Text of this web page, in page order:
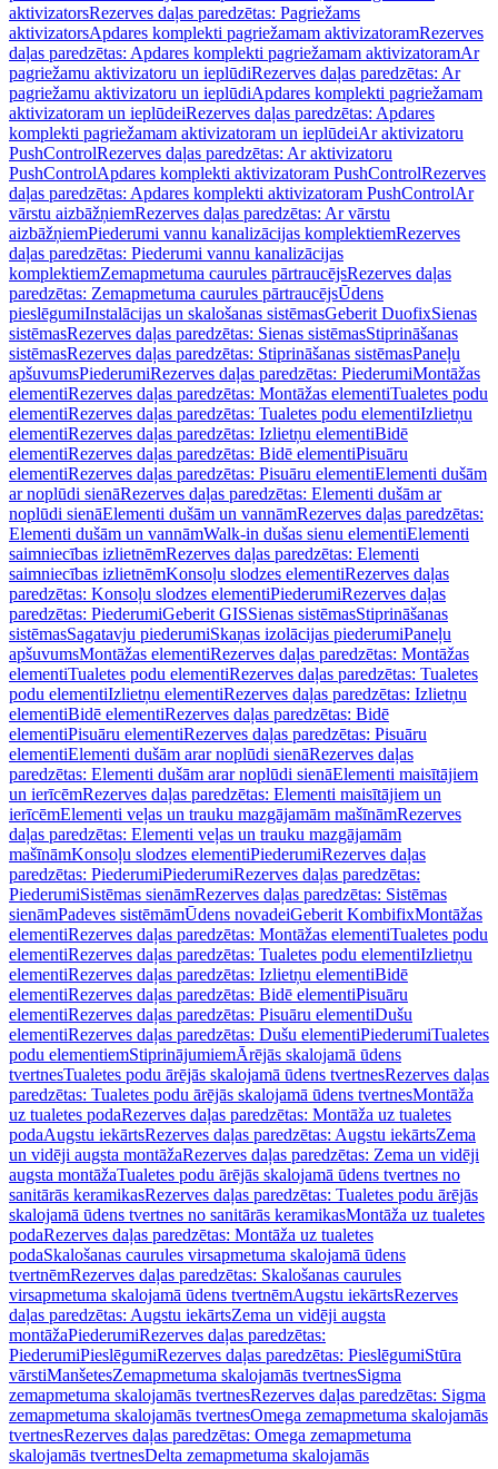
aktivizatorsRezerves daļas paredzētas: Pagriežams
aktivizatorsApdares komplekti pagriežamam aktivizatoramRezerves
daļas paredzētas: Apdares komplekti pagriežamam aktivizatoramAr
pagriežamu aktivizatoru un ieplūdiRezerves daļas paredzētas: Ar
pagriežamu aktivizatoru un ieplūdiApdares komplekti pagriežamam
aktivizatoram un ieplūdeiRezerves daļas paredzētas: Apdares
komplekti pagriežamam aktivizatoram un ieplūdeiAr aktivizatoru
PushControlRezerves daļas paredzētas: Ar aktivizatoru
PushControlApdares komplekti aktivizatoram PushControlRezerves
daļas paredzētas: Apdares komplekti aktivizatoram PushControlAr
vārstu aizbāžņiemRezerves daļas paredzētas: Ar vārstu
aizbāžņiemPiederumi vannu kanalizācijas komplektiemRezerves
daļas paredzētas: Piederumi vannu kanalizācijas
komplektiemZemapmetuma caurules pārtraucējsRezerves daļas
paredzētas: Zemapmetuma caurules pārtraucējsŪdens
pieslēgumiInstalācijas un skalošanas sistēmasGeberit DuofixSienas
sistēmasRezerves daļas paredzētas: Sienas sistēmasStiprināšanas
sistēmasRezerves daļas paredzētas: Stiprināšanas sistēmasPaneļu
apšuvumsPiederumiRezerves daļas paredzētas: PiederumiMontāžas
elementiRezerves daļas paredzētas: Montāžas elementiTualetes podu
elementiRezerves daļas paredzētas: Tualetes podu elementiIzlietņu
elementiRezerves daļas paredzētas: Izlietņu elementiBidē
elementiRezerves daļas paredzētas: Bidē elementiPisuāru
elementiRezerves daļas paredzētas: Pisuāru elementiElementi dušām
ar noplūdi sienāRezerves daļas paredzētas: Elementi dušām ar
noplūdi sienāElementi dušām un vannāmRezerves daļas paredzētas:
Elementi dušām un vannāmWalk-in dušas sienu elementiElementi
saimniecības izlietnēmRezerves daļas paredzētas: Elementi
saimniecības izlietnēmKonsoļu slodzes elementiRezerves daļas
paredzētas: Konsoļu slodzes elementiPiederumiRezerves daļas
paredzētas: PiederumiGeberit GISSienas sistēmasStiprināšanas
sistēmasSagatavju piederumiSkaņas izolācijas piederumiPaneļu
apšuvumsMontāžas elementiRezerves daļas paredzētas: Montāžas
elementiTualetes podu elementiRezerves daļas paredzētas: Tualetes
podu elementiIzlietņu elementiRezerves daļas paredzētas: Izlietņu
elementiBidē elementiRezerves daļas paredzētas: Bidē
elementiPisuāru elementiRezerves daļas paredzētas: Pisuāru
elementiElementi dušām arar noplūdi sienāRezerves daļas
paredzētas: Elementi dušām arar noplūdi sienāElementi maisītājiem
un ierīcēmRezerves daļas paredzētas: Elementi maisītājiem un
ierīcēmElementi veļas un trauku mazgājamām mašīnāmRezerves
daļas paredzētas: Elementi veļas un trauku mazgājamām
mašīnāmKonsoļu slodzes elementiPiederumiRezerves daļas
paredzētas: PiederumiPiederumiRezerves daļas paredzētas:
PiederumiSistēmas sienāmRezerves daļas paredzētas: Sistēmas
sienāmPadeves sistēmāmŪdens novadeiGeberit KombifixMontāžas
elementiRezerves daļas paredzētas: Montāžas elementiTualetes podu
elementiRezerves daļas paredzētas: Tualetes podu elementiIzlietņu
elementiRezerves daļas paredzētas: Izlietņu elementiBidē
elementiRezerves daļas paredzētas: Bidē elementiPisuāru
elementiRezerves daļas paredzētas: Pisuāru elementiDušu
elementiRezerves daļas paredzētas: Dušu elementiPiederumiTualetes
podu elementiemStiprinājumiemĀrējās skalojamā ūdens
tvertnesTualetes podu ārējās skalojamā ūdens tvertnesRezerves daļas
paredzētas: Tualetes podu ārējās skalojamā ūdens tvertnesMontāža
uz tualetes podaRezerves daļas paredzētas: Montāža uz tualetes
podaAugstu iekārtsRezerves daļas paredzētas: Augstu iekārtsZema
un vidēji augsta montāžaRezerves daļas paredzētas: Zema un vidēji
augsta montāžaTualetes podu ārējās skalojamā ūdens tvertnes no
sanitārās keramikasRezerves daļas paredzētas: Tualetes podu ārējās
skalojamā ūdens tvertnes no sanitārās keramikasMontāža uz tualetes
podaRezerves daļas paredzētas: Montāža uz tualetes
podaSkalošanas caurules virsapmetuma skalojamā ūdens
tvertnēmRezerves daļas paredzētas: Skalošanas caurules
virsapmetuma skalojamā ūdens tvertnēmAugstu iekārtsRezerves
daļas paredzētas: Augstu iekārtsZema un vidēji augsta
montāžaPiederumiRezerves daļas paredzētas:
PiederumiPieslēgumiRezerves daļas paredzētas: PieslēgumiStūra
vārstiManšetesZemapmetuma skalojamās tvertnesSigma
zemapmetuma skalojamās tvertnesRezerves daļas paredzētas: Sigma
zemapmetuma skalojamās tvertnesOmega zemapmetuma skalojamās
tvertnesRezerves daļas paredzētas: Omega zemapmetuma
skalojamās tvertnesDelta zemapmetuma skalojamās